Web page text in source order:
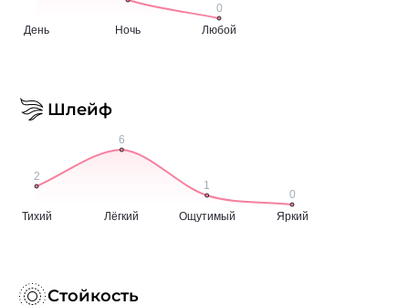
Шлейф
Стойкость